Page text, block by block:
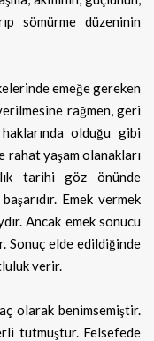
sömürme düzeninin
emeğe gereken
rağmen, geri
olduğu gibi
rahat yaşam olanakları
tarihi göz önünde
Emek vermek
Ancak emek sonucu
Sonuç elde edildiğinde
verir.
olarak benimsemiştir.
tutmuştur. Felsefede